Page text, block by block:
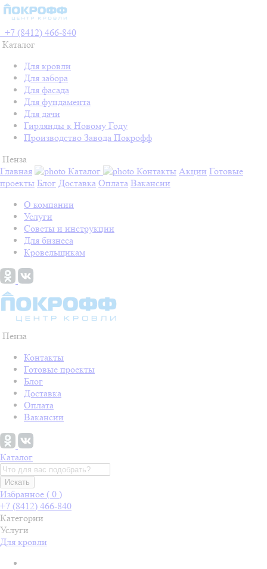
+7 (8412) 466-840
Каталог
Для кровли
Для забора
Для фасада
Для фундамента
Для дачи
Гирлянды к Новому Году
Производство Завода Покрофф
Пенза
Главная
Каталог Контакты Акции Готовые
проекты Блог Доставка Оплата Вакансии
О компании
Услуги
Советы и инструкции
Для бизнеса
Кровельщикам
Пенза
Контакты
Готовые проекты
Блог
Доставка
Оплата
Вакансии
Каталог
Искать
Избранное ( 0 )
+7 (8412) 466-840
Категории
Услуги
Для кровли